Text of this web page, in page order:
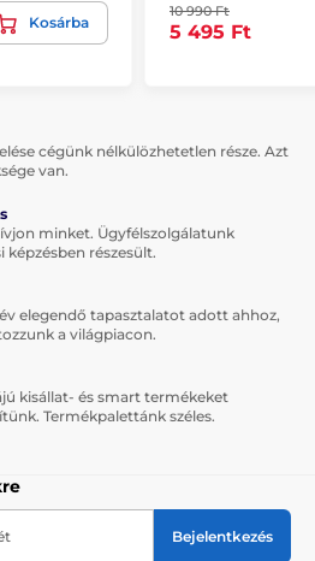
póráz garantálja a
és a megbízható
szó a szembejövő
elhaladó autóról. Szükség
könnyedén megállíthatja
a fékezőgomb, szó szerint
Mivel a gyors reakció
Kosárba
10 990 Ft
5 495 Ft
cégünk nélkülözhetetlen része. Azt
van.
minket. Ügyfélszolgálatunk
képzésben részesült.
elegendő tapasztalatot adott ahhoz,
a világpiacon.
kisállat- és smart termékeket
Termékpalettánk széles.
Bejelentkezés